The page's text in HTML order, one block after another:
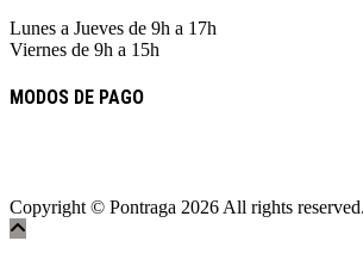
Lunes a Jueves de 9h a 17h
Viernes de 9h a 15h
MODOS DE PAGO
Youtube
Instagram
Copyright © Pontraga 2026 All rights reserved.